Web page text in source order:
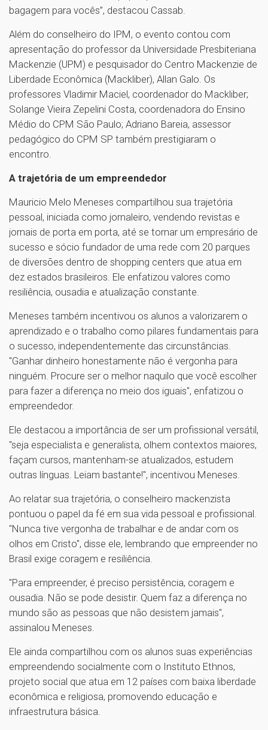
bagagem para vocês”, destacou Cassab.
Além do conselheiro do IPM, o evento contou com
apresentação do professor da Universidade Presbiteriana
Mackenzie (UPM) e pesquisador do Centro Mackenzie de
Liberdade Econômica (Mackliber), Allan Galo. Os
professores Vladimir Maciel, coordenador do Mackliber;
Solange Vieira Zepelini Costa, coordenadora do Ensino
Médio do CPM São Paulo; Adriano Bareia, assessor
pedagógico do CPM SP também prestigiaram o
encontro.
A trajetória de um empreendedor
Mauricio Melo Meneses compartilhou sua trajetória
pessoal, iniciada como jornaleiro, vendendo revistas e
jornais de porta em porta, até se tornar um empresário de
sucesso e sócio fundador de uma rede com 20 parques
de diversões dentro de shopping centers que atua em
dez estados brasileiros. Ele enfatizou valores como
resiliência, ousadia e atualização constante.
Meneses também incentivou os alunos a valorizarem o
aprendizado e o trabalho como pilares fundamentais para
o sucesso, independentemente das circunstâncias.
"Ganhar dinheiro honestamente não é vergonha para
ninguém. Procure ser o melhor naquilo que você escolher
para fazer a diferença no meio dos iguais", enfatizou o
empreendedor.
Ele destacou a importância de ser um profissional versátil,
"seja especialista e generalista, olhem contextos maiores,
façam cursos, mantenham-se atualizados, estudem
outras línguas. Leiam bastante!", incentivou Meneses.
Ao relatar sua trajetória, o conselheiro mackenzista
pontuou o papel da fé em sua vida pessoal e profissional.
"Nunca tive vergonha de trabalhar e de andar com os
olhos em Cristo", disse ele, lembrando que empreender no
Brasil exige coragem e resiliência.
"Para empreender, é preciso persistência, coragem e
ousadia. Não se pode desistir. Quem faz a diferença no
mundo são as pessoas que não desistem jamais",
assinalou Meneses.
Ele ainda compartilhou com os alunos suas experiências
empreendendo socialmente com o Instituto Ethnos,
projeto social que atua em 12 países com baixa liberdade
econômica e religiosa, promovendo educação e
infraestrutura básica.